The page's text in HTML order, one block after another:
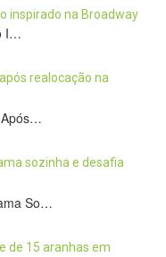
I…
Após…
So…